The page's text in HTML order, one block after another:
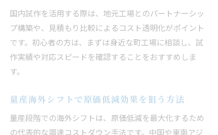
国内試作を活用する際は、地元工場とのパートナーシッ
プ構築や、見積もり比較によるコスト透明化がポイント
です。初心者の方は、まずは身近な町工場に相談し、試
作実績や対応スピードを確認することをおすすめしま
す。
量産海外シフトで原価低減効果を狙う方法
量産段階での海外シフトは、原価低減を最大化するため
の代表的な調達コストダウン手法です。中国や東南アジ